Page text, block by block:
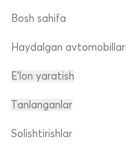
Bosh sahifa
Haydalgan avtomobillar
E'lon yaratish
Tanlanganlar
Solishtirishlar